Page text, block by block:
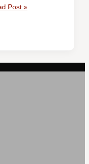
Post »